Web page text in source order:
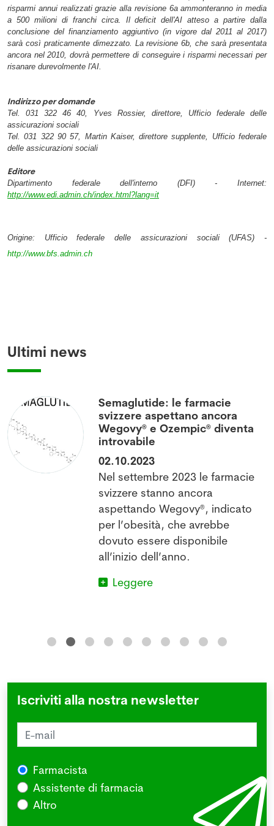
risparmi annui realizzati grazie alla revisione 6a ammonteranno in media
a 500 milioni di franchi circa. Il deficit dell'AI atteso a partire dalla
conclusione del finanziamento aggiuntivo (in vigore dal 2011 al 2017)
sarà così praticamente dimezzato. La revisione 6b, che sarà presentata
ancora nel 2010, dovrà permettere di conseguire i risparmi necessari per
risanare durevolmente l'AI.
Indirizzo per domande
Tel. 031 322 46 40, Yves Rossier, direttore, Ufficio federale delle
assicurazioni sociali
Tel. 031 322 90 57, Martin Kaiser, direttore supplente, Ufficio federale
delle assicurazioni sociali
Editore
Dipartimento federale dell'interno (DFI) - Internet:
http://www.edi.admin.ch/index.html?lang=it
Origine: Ufficio federale delle assicurazioni sociali (UFAS) -
http://www.bfs.admin.ch
Ultimi news
Semaglutide: le farmacie
svizzere aspettano ancora
Wegovy® e Ozempic® diventa
introvabile
02.10.2023
Nel settembre 2023 le farmacie
svizzere stanno ancora
aspettando Wegovy®, indicato
per l’obesità, che avrebbe
dovuto essere disponibile
all’inizio dell’anno.
Leggere
Iscriviti alla nostra newsletter
Farmacista
Assistente di farmacia
Altro